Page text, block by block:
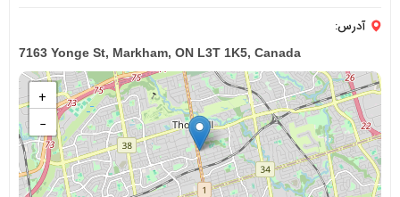
آدرس:
7163 Yonge St, Markham, ON L3T 1K5, Canada
+
−